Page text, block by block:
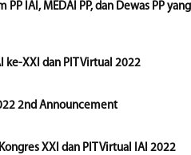
IAI, MEDAI PP, dan Dewas PP yang
XXI dan PIT Virtual 2022
2nd Announcement
XXI dan PIT Virtual IAI 2022